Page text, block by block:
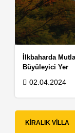
İlkbaharda
Büyüleyici Yer
02.04.2024
KIRALIK VILLA